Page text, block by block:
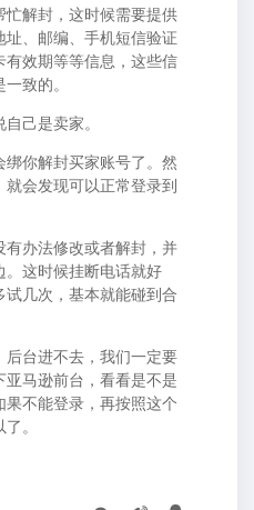
解封，这时候需要提供
、邮编、手机短信验证
效期等等信息，这些信
致的。
己是卖家。
你解封买家账号了。然
就会发现可以正常登录到
办法修改或者解封，并
。这时候挂断电话就好
几次，基本就能碰到合
台进不去，我们一定要
亚马逊前台，看看是不是
不能登录，再按照这个
。